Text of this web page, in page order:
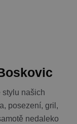
stylu našich
posezení, gril,
nedaleko